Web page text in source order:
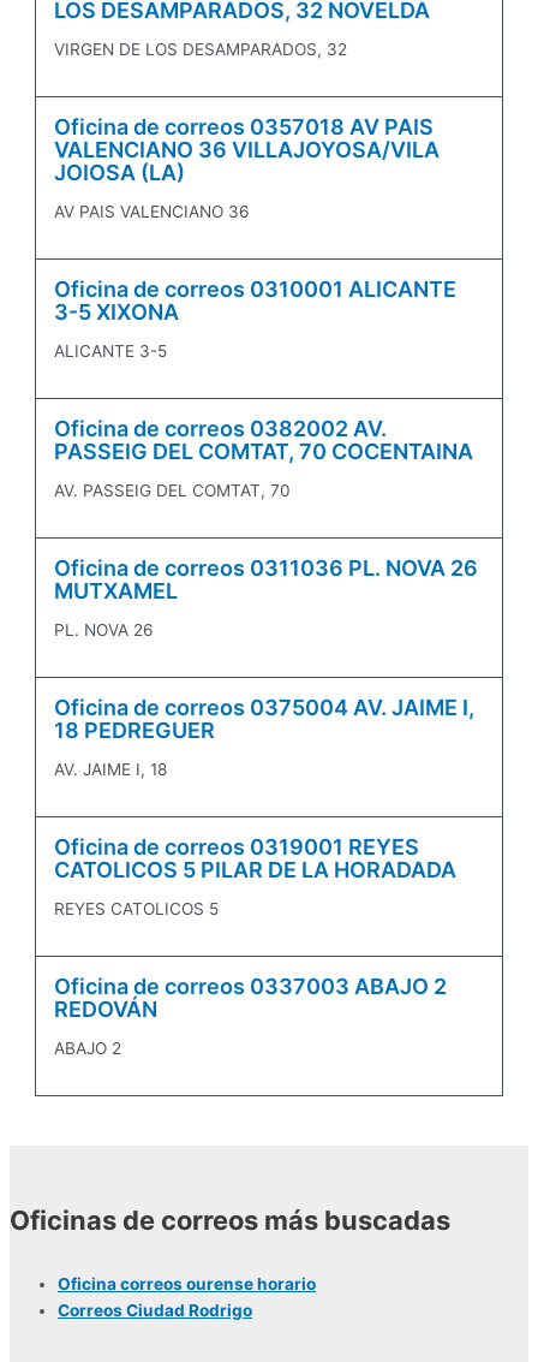
LOS DESAMPARADOS, 32 NOVELDA
VIRGEN DE LOS DESAMPARADOS, 32
Oficina de correos 0357018 AV PAIS
VALENCIANO 36 VILLAJOYOSA/VILA
JOIOSA (LA)
AV PAIS VALENCIANO 36
Oficina de correos 0310001 ALICANTE
3-5 XIXONA
ALICANTE 3-5
Oficina de correos 0382002 AV.
PASSEIG DEL COMTAT, 70 COCENTAINA
AV. PASSEIG DEL COMTAT, 70
Oficina de correos 0311036 PL. NOVA 26
MUTXAMEL
PL. NOVA 26
Oficina de correos 0375004 AV. JAIME I,
18 PEDREGUER
AV. JAIME I, 18
Oficina de correos 0319001 REYES
CATOLICOS 5 PILAR DE LA HORADADA
REYES CATOLICOS 5
Oficina de correos 0337003 ABAJO 2
REDOVÁN
ABAJO 2
Oficinas de correos más buscadas
Oficina correos ourense horario
Correos Ciudad Rodrigo